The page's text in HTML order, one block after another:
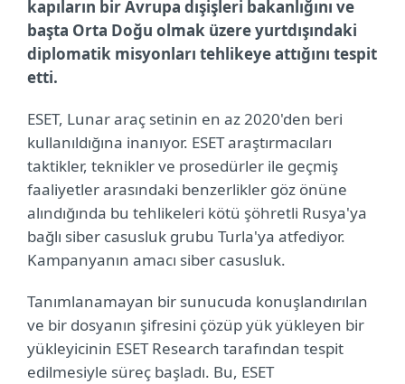
kapıların bir Avrupa dışişleri bakanlığını ve
başta Orta Doğu olmak üzere yurtdışındaki
diplomatik misyonları tehlikeye attığını tespit
etti.
ESET, Lunar araç setinin en az 2020'den beri
kullanıldığına inanıyor. ESET araştırmacıları
taktikler, teknikler ve prosedürler ile geçmiş
faaliyetler arasındaki benzerlikler göz önüne
alındığında bu tehlikeleri kötü şöhretli Rusya'ya
bağlı siber casusluk grubu Turla'ya atfediyor.
Kampanyanın amacı siber casusluk.
Tanımlanamayan bir sunucuda konuşlandırılan
ve bir dosyanın şifresini çözüp yük yükleyen bir
yükleyicinin ESET Research tarafından tespit
edilmesiyle süreç başladı. Bu, ESET